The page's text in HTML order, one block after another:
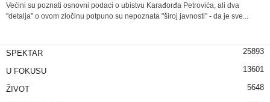
Većini su poznati osnovni podaci o ubistvu Karađorđa Petrovića, ali dva
"detalja" o ovom zločinu potpuno su nepoznata "široj javnosti" - da je sve...
SPEKTAR 25893
U FOKUSU 13601
ŽIVOT 5648